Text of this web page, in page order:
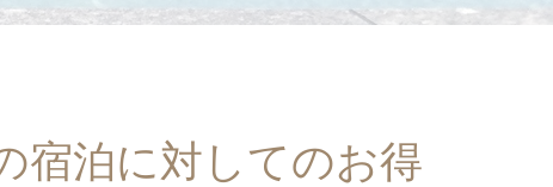
宿泊に対してのお得